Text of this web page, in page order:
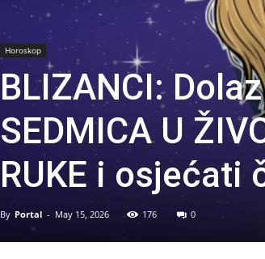
Horoskop
BLIZANCI:
SEDMICA U
RUKE i osjećati
By Portal - May 15, 2026 176 0